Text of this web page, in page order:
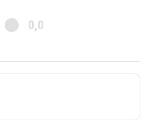
0,0